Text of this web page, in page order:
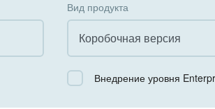
Вид продукта
Коробочная версия
ВсеВнедрение уровня